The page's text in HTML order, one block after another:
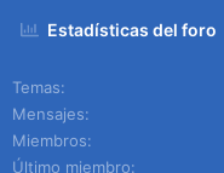
Estadísticas del foro
Temas
Mensajes
Miembros
Último miembro